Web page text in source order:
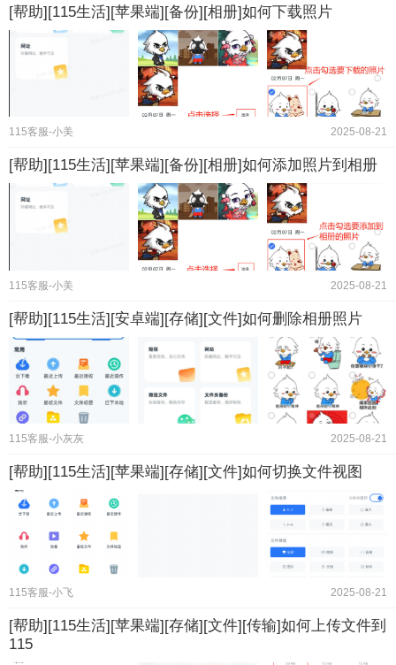
[帮助][115生活][苹果端][备份][相册]如何下载照片
115客服-小美 2025-08-21
[帮助][115生活][苹果端][备份][相册]如何添加照片到相册
115客服-小美 2025-08-21
[帮助][115生活][安卓端][存储][文件]如何删除相册照片
115客服-小灰灰 2025-08-21
[帮助][115生活][苹果端][存储][文件]如何切换文件视图
115客服-小飞 2025-08-21
[帮助][115生活][苹果端][存储][文件][传输]如何上传文件到
115